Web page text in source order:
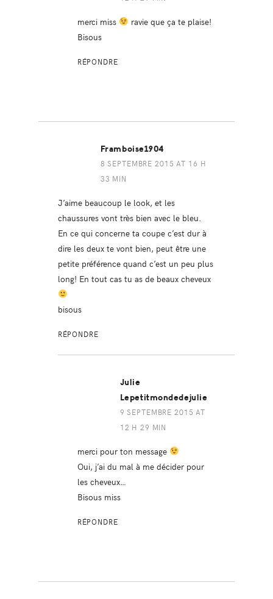
merci miss
ravie que ça te plaise!
Bisous
RÉPONDRE
Framboise1904
8 SEPTEMBRE 2015 AT 16 H
33 MIN
J’aime beaucoup le look, et les
chaussures vont très bien avec le bleu.
En ce qui concerne ta coupe c’est dur à
dire les deux te vont bien, peut être une
petite préférence quand c’est un peu plus
long! En tout cas tu as de beaux cheveux
bisous
RÉPONDRE
Julie
Lepetitmondedejulie
9 SEPTEMBRE 2015 AT
12 H 29 MIN
merci pour ton message
Oui, j’ai du mal à me décider pour
les cheveux…
Bisous miss
RÉPONDRE